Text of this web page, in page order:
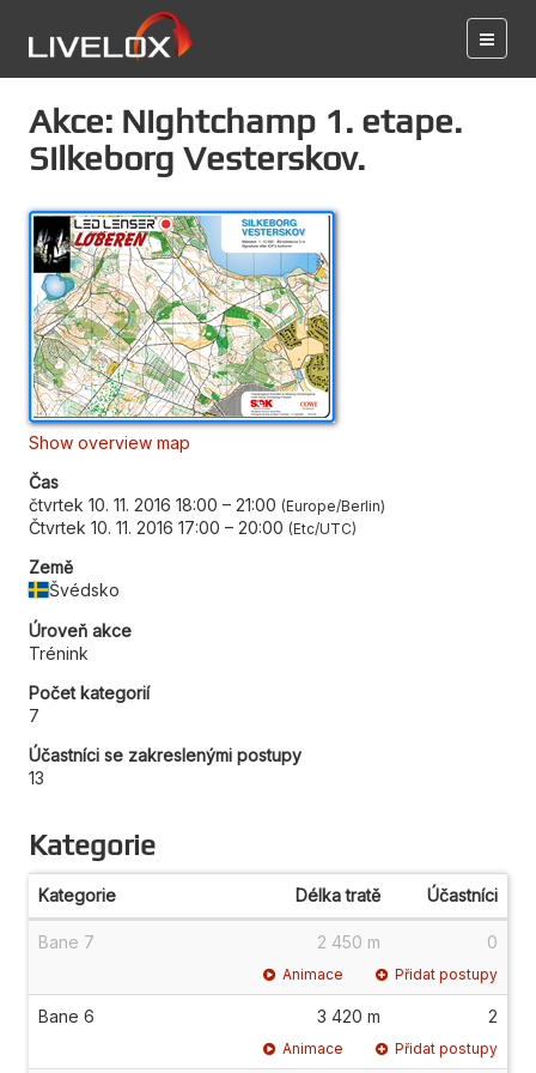
Akce: Nightchamp 1. etape.
Silkeborg Vesterskov.
Show overview map
Čas
čtvrtek 10. 11. 2016 18:00 – 21:00 Europe/Berlin
Čtvrtek 10. 11. 2016 17:00 – 20:00 Etc/UTC
Země
Švédsko
Úroveň akce
Trénink
Počet kategorií
7
Účastníci se zakreslenými postupy
13
Kategorie
Kategorie Délka tratě Účastníci
Bane 7 2 450 m 0
Animace Přidat postupy
Bane 6 3 420 m 2
Animace Přidat postupy